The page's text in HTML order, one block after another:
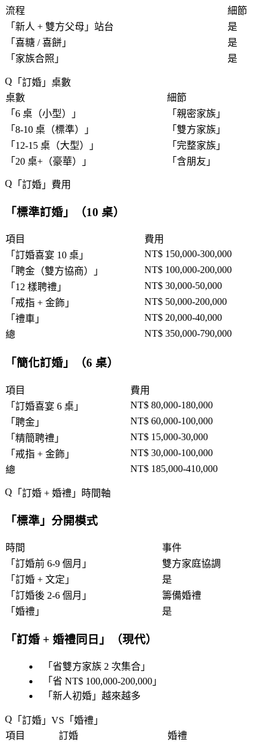
流程
細節
「 新人 + 雙方父母 」站台
是
「 喜糖 / 喜餅 」
是
「 家族合照 」 是
「 訂婚 」桌數
桌數
細節
「 6 桌（小型） 」 「 親密家族 」
「 8-10 桌（標準） 」 「 雙方家族 」
「 12-15 桌（大型） 」 「 完整家族 」
「 20 桌+（豪華） 」 「 含朋友 」
「 訂婚 」費用
「標準訂婚 」（10 桌）
項目
費用
「 訂婚喜宴 10 桌 」
NT$ 150,000-300,000
「 聘金（雙方協商） 」
NT$ 100,000-200,000
「 12 樣聘禮 」
NT$ 30,000-50,000
「 戒指 + 金飾 」
NT$ 50,000-200,000
「 禮車 」
NT$ 20,000-40,000
總
NT$ 350,000-790,000
「簡化訂婚 」（6 桌）
項目
費用
「 訂婚喜宴 6 桌 」
NT$ 80,000-180,000
「 聘金 」
NT$ 60,000-100,000
「 精簡聘禮 」
NT$ 15,000-30,000
「 戒指 + 金飾 」
NT$ 30,000-100,000
總
NT$ 185,000-410,000
「 訂婚 + 婚禮 」時間軸
「標準 」分開模式
時間
事件
「 訂婚前 6-9 個月 」
雙方家庭協調
「 訂婚 + 文定 」
是
「 訂婚後 2-6 個月 」
籌備婚禮
「 婚禮 」 是
「訂婚 + 婚禮同日 」（現代）
「 省雙方家族 2 次集合 」
「 省 NT$ 100,000-200,000 」
「 新人初婚 」越來越多
「 訂婚 」VS「 婚禮 」
項目
訂婚
婚禮